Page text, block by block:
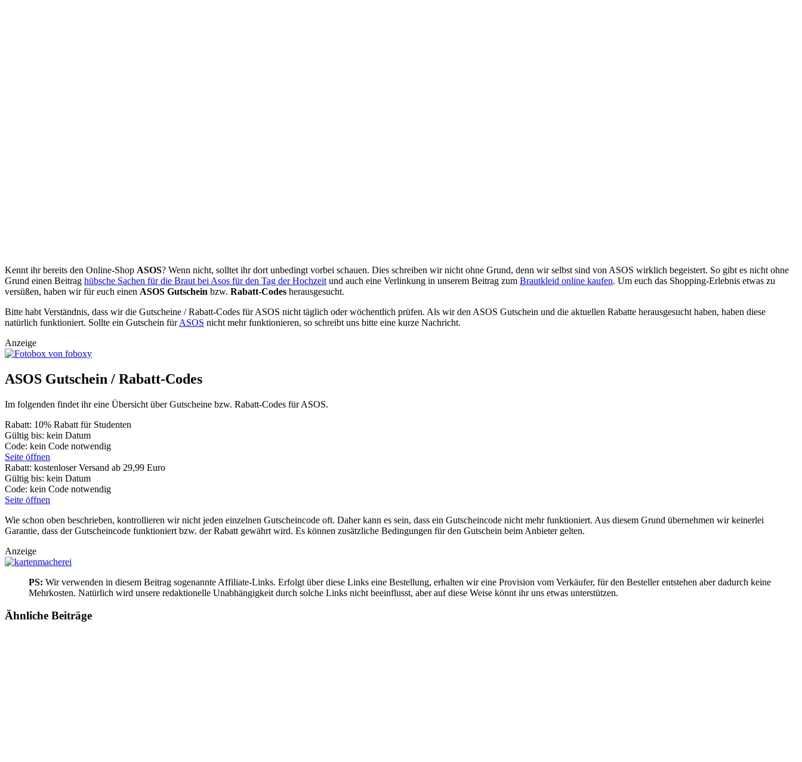
Kennt ihr bereits den Online-Shop ASOS? Wenn nicht, solltet ihr dort unbedingt vorbei schauen. Dies schreiben wir nicht ohne Grund, denn wir selbst sind von ASOS wirklich begeistert. So gibt es nicht ohne
Grund einen Beitrag hübsche Sachen für die Braut bei Asos für den Tag der Hochzeit und auch eine Verlinkung in unserem Beitrag zum Brautkleid online kaufen. Um euch das Shopping-Erlebnis etwas zu
versüßen, haben wir für euch einen ASOS Gutschein bzw. Rabatt-Codes herausgesucht.
Bitte habt Verständnis, dass wir die Gutscheine / Rabatt-Codes für ASOS nicht täglich oder wöchentlich prüfen. Als wir den ASOS Gutschein und die aktuellen Rabatte herausgesucht haben, haben diese
natürlich funktioniert. Sollte ein Gutschein fürASOS nicht mehr funktionieren, so schreibt uns bitte eine kurze Nachricht.
Anzeige
ASOS Gutschein / Rabatt-Codes
Im folgenden findet ihr eine Übersicht über Gutscheine bzw. Rabatt-Codes für ASOS.
Rabatt: 10% Rabatt für Studenten
Gültig bis: kein Datum
Code: kein Code notwendig
Seite öffnen
Rabatt: kostenloser Versand ab 29,99 Euro
Gültig bis: kein Datum
Code: kein Code notwendig
Seite öffnen
Wie schon oben beschrieben, kontrollieren wir nicht jeden einzelnen Gutscheincode oft. Daher kann es sein, dass ein Gutscheincode nicht mehr funktioniert. Aus diesem Grund übernehmen wir keinerlei
Garantie, dass der Gutscheincode funktioniert bzw. der Rabatt gewährt wird. Es können zusätzliche Bedingungen für den Gutschein beim Anbieter gelten.
Anzeige
PS: Wir verwenden in diesem Beitrag sogenannte Affiliate-Links. Erfolgt über diese Links eine Bestellung, erhalten wir eine Provision vom Verkäufer, für den Besteller entstehen aber dadurch keine
Mehrkosten. Natürlich wird unsere redaktionelle Unabhängigkeit durch solche Links nicht beeinflusst, aber auf diese Weise könnt ihr uns etwas unterstützen.
Ähnliche Beiträge